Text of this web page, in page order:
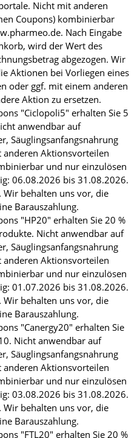
Nicht mit anderen
Coupons) kombinierbar
Nach Eingabe
wird der Wert des
abgezogen. Wir
Aktionen bei Vorliegen eines
oder ggf. mit einem anderen
Aktion zu ersetzen.
"Ciclopoli5" erhalten Sie 5
anwendbar auf
Säuglingsanfangsnahrung
Aktionsvorteilen
und nur einzulösen
06.08.2026 bis 31.08.2026.
behalten uns vor, die
Barauszahlung.
"HP20" erhalten Sie 20 %
Nicht anwendbar auf
Säuglingsanfangsnahrung
Aktionsvorteilen
und nur einzulösen
01.07.2026 bis 31.08.2026.
behalten uns vor, die
Barauszahlung.
"Canergy20" erhalten Sie
Nicht anwendbar auf
Säuglingsanfangsnahrung
Aktionsvorteilen
und nur einzulösen
03.08.2026 bis 31.08.2026.
behalten uns vor, die
Barauszahlung.
"FTL20" erhalten Sie 20 %